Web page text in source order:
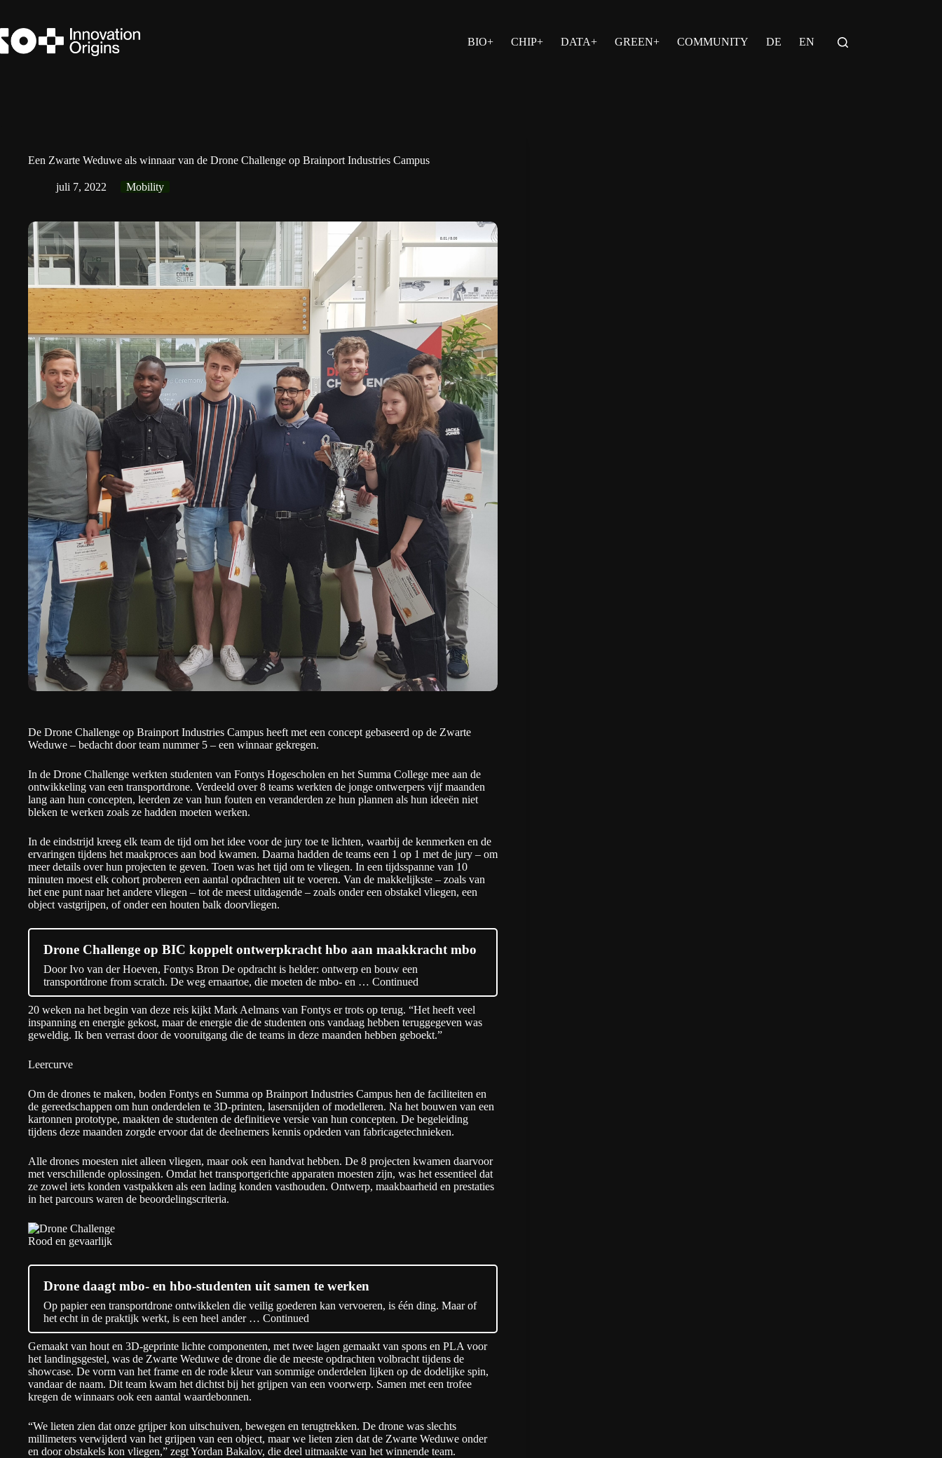
de
inhoud
BIO+ CHIP+ DATA+ GREEN+ COMMUNITY DE EN
Een Zwarte Weduwe als winnaar van de Drone Challenge op Brainport Industries Campus
juli 7, 2022 Mobility
De Drone Challenge op Brainport Industries Campus heeft met een concept gebaseerd op de Zwarte
Weduwe – bedacht door team nummer 5 – een winnaar gekregen.
In de Drone Challenge werkten studenten van Fontys Hogescholen en het Summa College mee aan de
ontwikkeling van een transportdrone. Verdeeld over 8 teams werkten de jonge ontwerpers vijf maanden
lang aan hun concepten, leerden ze van hun fouten en veranderden ze hun plannen als hun ideeën niet
bleken te werken zoals ze hadden moeten werken.
In de eindstrijd kreeg elk team de tijd om het idee voor de jury toe te lichten, waarbij de kenmerken en de
ervaringen tijdens het maakproces aan bod kwamen. Daarna hadden de teams een 1 op 1 met de jury – om
meer details over hun projecten te geven. Toen was het tijd om te vliegen. In een tijdsspanne van 10
minuten moest elk cohort proberen een aantal opdrachten uit te voeren. Van de makkelijkste – zoals van
het ene punt naar het andere vliegen – tot de meest uitdagende – zoals onder een obstakel vliegen, een
object vastgrijpen, of onder een houten balk doorvliegen.
Drone Challenge op BIC koppelt ontwerpkracht hbo aan maakkracht mbo
Door Ivo van der Hoeven, Fontys Bron De opdracht is helder: ontwerp en bouw een
transportdrone from scratch. De weg ernaartoe, die moeten de mbo- en … Continued
20 weken na het begin van deze reis kijkt Mark Aelmans van Fontys er trots op terug. “Het heeft veel
inspanning en energie gekost, maar de energie die de studenten ons vandaag hebben teruggegeven was
geweldig. Ik ben verrast door de vooruitgang die de teams in deze maanden hebben geboekt.”
Leercurve
Om de drones te maken, boden Fontys en Summa op Brainport Industries Campus hen de faciliteiten en
de gereedschappen om hun onderdelen te 3D-printen, lasersnijden of modelleren. Na het bouwen van een
kartonnen prototype, maakten de studenten de definitieve versie van hun concepten. De begeleiding
tijdens deze maanden zorgde ervoor dat de deelnemers kennis opdeden van fabricagetechnieken.
Alle drones moesten niet alleen vliegen, maar ook een handvat hebben. De 8 projecten kwamen daarvoor
met verschillende oplossingen. Omdat het transportgerichte apparaten moesten zijn, was het essentieel dat
ze zowel iets konden vastpakken als een lading konden vasthouden. Ontwerp, maakbaarheid en prestaties
in het parcours waren de beoordelingscriteria.
Rood en gevaarlijk
Drone daagt mbo- en hbo-studenten uit samen te werken
Op papier een transportdrone ontwikkelen die veilig goederen kan vervoeren, is één ding. Maar of
het echt in de praktijk werkt, is een heel ander … Continued
Gemaakt van hout en 3D-geprinte lichte componenten, met twee lagen gemaakt van spons en PLA voor
het landingsgestel, was de Zwarte Weduwe de drone die de meeste opdrachten volbracht tijdens de
showcase. De vorm van het frame en de rode kleur van sommige onderdelen lijken op de dodelijke spin,
vandaar de naam. Dit team kwam het dichtst bij het grijpen van een voorwerp. Samen met een trofee
kregen de winnaars ook een aantal waardebonnen.
“We lieten zien dat onze grijper kon uitschuiven, bewegen en terugtrekken. De drone was slechts
millimeters verwijderd van het grijpen van een object, maar we lieten zien dat de Zwarte Weduwe onder
en door obstakels kon vliegen,” zegt Yordan Bakalov, die deel uitmaakte van het winnende team.